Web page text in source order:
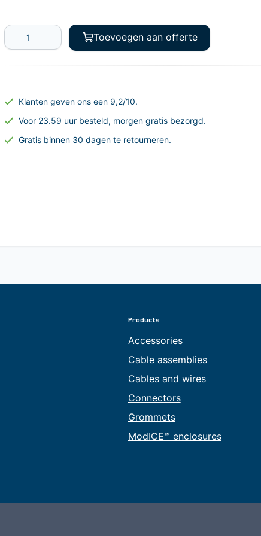
Toevoegen aan offerte
Klanten geven ons een 9,2/10.
Voor 23.59 uur besteld, morgen gratis bezorgd.
Gratis binnen 30 dagen te retourneren.
Products
Accessories
Cable assemblies
Cables and wires
Connectors
Grommets
ModICE™ enclosures